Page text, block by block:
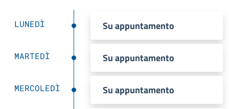
LUNEDÌ Su appuntamento
MARTEDÌ Su appuntamento
MERCOLEDÌ Su appuntamento